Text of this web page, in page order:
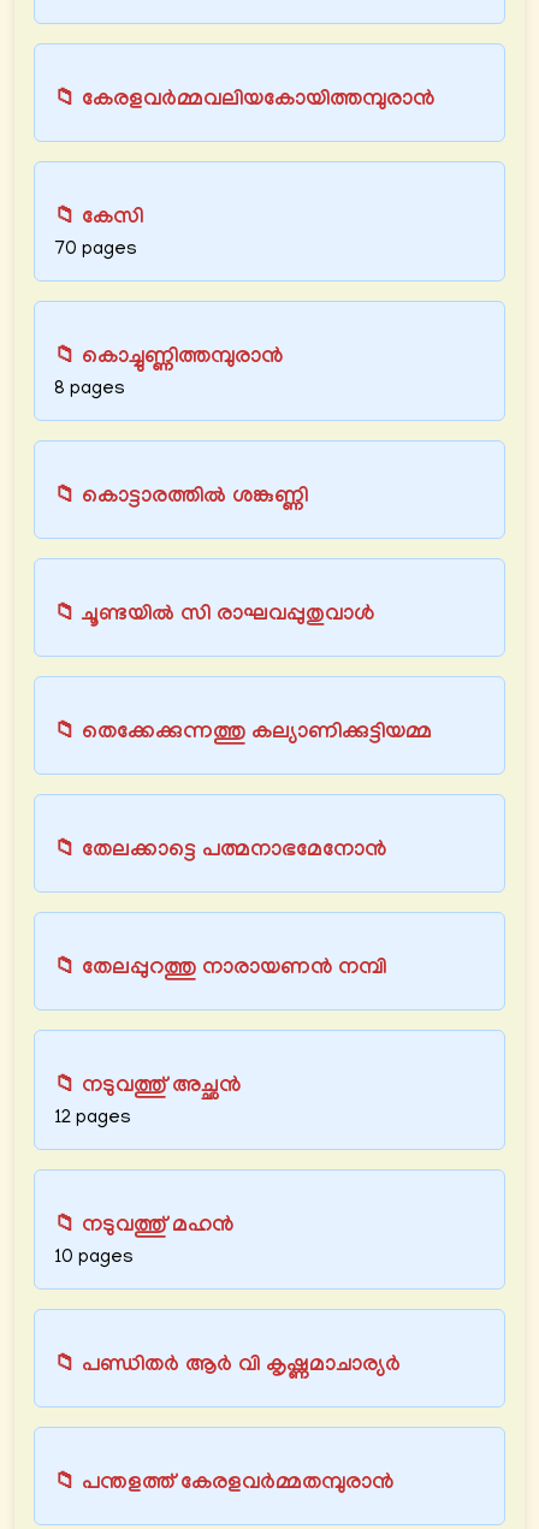
📁 കേരളവര്‍മ്മവലിയകോയിത്തമ്പുരാന്‍
📁 കേസി
70 pages
📁 കൊച്ചുണ്ണിത്തമ്പുരാന്‍
8 pages
📁 കൊട്ടാരത്തിൽ ശങ്കുണ്ണി
📁 ചൂണ്ടയിൽ സി രാഘവപ്പുതുവാൾ
📁 തെക്കേക്കുന്നത്തു കല്യാണിക്കുട്ടിയമ്മ
📁 തേലക്കാട്ടെ പത്മനാഭമേനോൻ
📁 തേലപ്പുറത്തു നാരായണൻ നമ്പി
📁 നടുവത്തു് അച്ഛന്‍
12 pages
📁 നടുവത്തു് മഹന്‍
10 pages
📁 പണ്ഡിതർ ആർ വി കൃഷ്ണമാചാര്യർ
📁 പന്തളത്ത് കേരളവർമ്മതമ്പുരാൻ